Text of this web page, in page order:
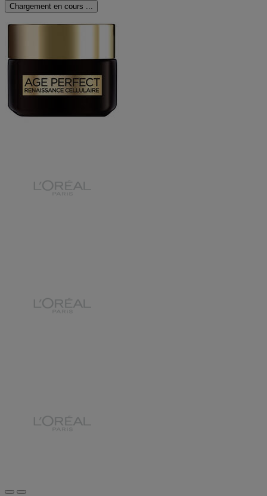
Chargement en cours ...